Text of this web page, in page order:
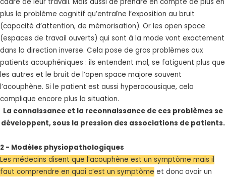
plus le problème cognitif qu’entraîne l’exposition au bruit
(capacité d’attention, de mémorisation). Or les open space
(espaces de travail ouverts) qui sont à la mode vont exactement
dans la direction inverse. Cela pose de gros problèmes aux
patients acouphéniques : ils entendent mal, se fatiguent plus que
les autres et le bruit de l’open space majore souvent
l’acouphène. Si le patient est aussi hyperacousique, cela
complique encore plus la situation.
La connaissance et la reconnaissance de ces problèmes se
développent, sous la pression des associations de patients.
2 - Modèles physiopathologiques
Les médecins disent que l’acouphène est un symptôme mais il
faut comprendre en quoi c’est un symptôme et donc avoir un